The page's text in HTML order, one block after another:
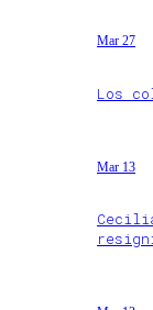
Mar 27
Los
Mar 13